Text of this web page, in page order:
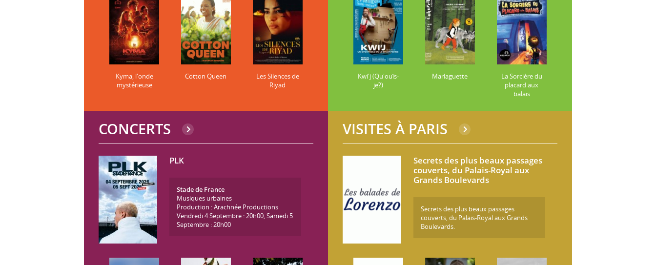
Kyma, l'onde
mystérieuse
Cotton Queen
Les Silences de
Riyad
Kwi'j (Qu'ouïs-
je?)
Marlaguette
La Sorcière du
placard aux
balais
CONCERTS
PLK
Stade de France
Musiques urbaines
Production : Arachnée Productions
Vendredi 4 Septembre : 20h00, Samedi 5
Septembre : 20h00
VISITES À PARIS
Secrets des plus beaux passages
couverts, du Palais-Royal aux
Grands Boulevards
Secrets des plus beaux passages
couverts, du Palais-Royal aux Grands
Boulevards.